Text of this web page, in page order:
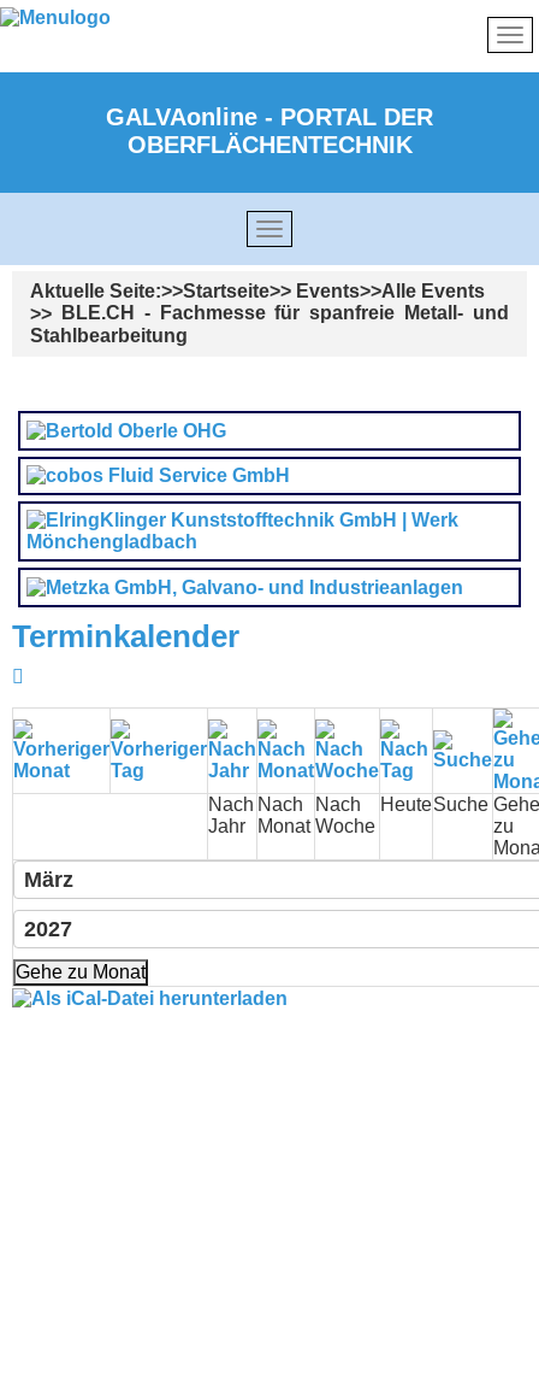
GALVAonline - PORTAL DER
OBERFLÄCHENTECHNIK
Aktuelle Seite: Startseite Events
Alle Events
BLE.CH - Fachmesse für spanfreie Metall- und
Stahlbearbeitung
Terminkalender
Nach
Jahr
Nach
Monat
Nach
Woche
HeuteSuche Gehe
zu
Gehe zu Monat
Event exportieren